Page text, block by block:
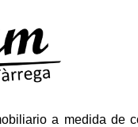
a medida de